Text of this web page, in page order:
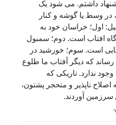
داشتم. می شود یک
وسط یا گوشه و کنار
اول؛ خراسان خود به
افتاب است. دوم؛ سمبول
است. سوم؛ خورشید در
که دیگر آفتاب ما طلوع
ندارد. تاریکی که
اصلاح ناپذیر و متحجر پشتون،
آوردند.